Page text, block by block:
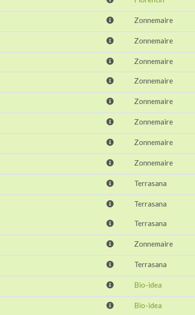
Zonnemaire
Zonnemaire
Zonnemaire
Zonnemaire
Zonnemaire
Zonnemaire
Zonnemaire
Zonnemaire
Terrasana
Terrasana
Terrasana
Zonnemaire
Terrasana
Bio-idea
Bio-idea